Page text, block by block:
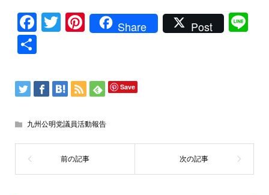
Facebook
TwitterPinterest
Share Post
Save
九州公明党議員活動報告